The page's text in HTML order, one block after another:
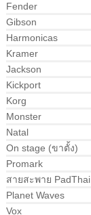
Fender
Gibson
Harmonicas
Kramer
Jackson
Kickport
Korg
Monster
Natal
On stage (ขาตั้ง)
Promark
สายสะพาย PadThai
Planet Waves
Vox